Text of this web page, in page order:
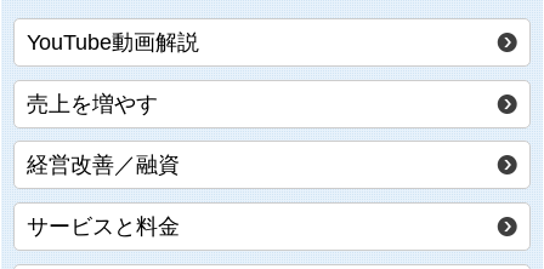
YouTube動画解説
売上を増やす
経営改善／融資
サービスと料金